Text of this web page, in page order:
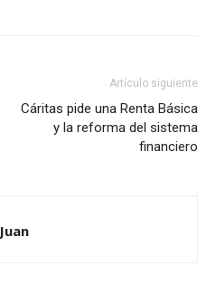
Artículo siguiente
Cáritas pide una Renta Básica
y la reforma del sistema
financiero
Juan